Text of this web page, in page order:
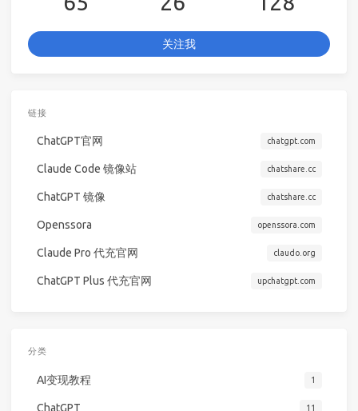
关注我
链接
ChatGPT官网 chatgpt.com
Claude Code 镜像站 chatshare.cc
ChatGPT 镜像 chatshare.cc
Openssora openssora.com
Claude Pro 代充官网 claudo.org
ChatGPT Plus 代充官网 upchatgpt.com
分类
AI变现教程 1
ChatGPT 11